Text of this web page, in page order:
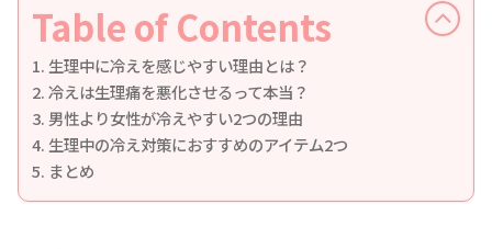
Table of Contents
生理中に冷えを感じやすい理由とは？
冷えは生理痛を悪化させるって本当？
男性より女性が冷えやすい2つの理由
生理中の冷え対策におすすめのアイテム2つ
まとめ